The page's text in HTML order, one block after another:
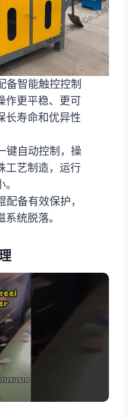
备智能触控控制
作更平稳、更可
长寿命和优异性
键自动控制，操
工艺制造，运行
配备有效保护，
统脱落。